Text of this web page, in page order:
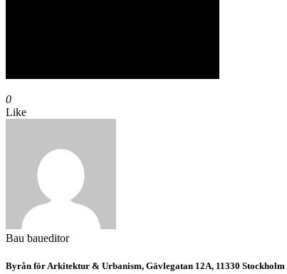
0
Like
Bau baueditor
Byrån för Arkitektur & Urbanism, Gävlegatan 12A, 11330 Stockholm